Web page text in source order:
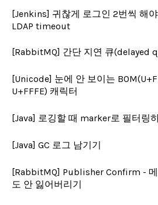
[Jenkins] 귀찮게 로그인 2번씩 해
LDAP timeout
[RabbitMQ] 간단 지연 큐(delayed
[Unicode] 눈에 안 보이는
U+FFFE) 캐릭터
[Java] 로깅할 때 marker로 필터링하
[Java] GC 로그 남기기
[RabbitMQ] Publisher Confirm -
도 안 잃어버리기